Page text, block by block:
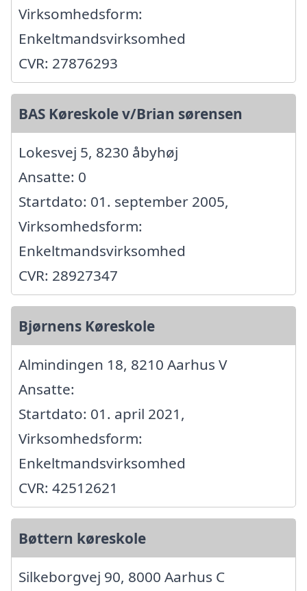
Virksomhedsform:
Enkeltmandsvirksomhed
CVR: 27876293
BAS Køreskole v/Brian sørensen
Lokesvej 5, 8230 åbyhøj
Ansatte: 0
Startdato: 01. september 2005,
Virksomhedsform:
Enkeltmandsvirksomhed
CVR: 28927347
Bjørnens Køreskole
Almindingen 18, 8210 Aarhus V
Ansatte:
Startdato: 01. april 2021,
Virksomhedsform:
Enkeltmandsvirksomhed
CVR: 42512621
Bøttern køreskole
Silkeborgvej 90, 8000 Aarhus C